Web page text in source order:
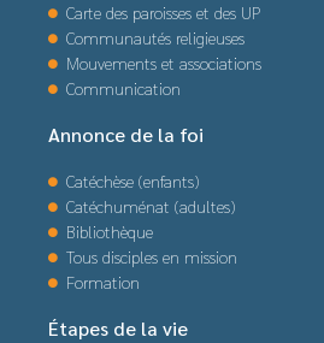
Carte des paroisses et des UP
Communautés religieuses
Mouvements et associations
Communication
Annonce de la foi
Catéchèse (enfants)
Catéchuménat (adultes)
Bibliothèque
Tous disciples en mission
Formation
Étapes de la vie